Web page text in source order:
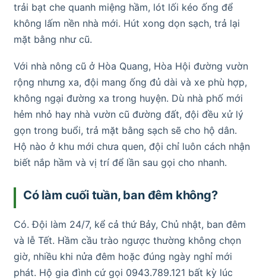
trải bạt che quanh miệng hầm, lót lối kéo ống để
không lấm nền nhà mới. Hút xong dọn sạch, trả lại
mặt bằng như cũ.
Với nhà nông cũ ở Hòa Quang, Hòa Hội đường vườn
rộng nhưng xa, đội mang ống đủ dài và xe phù hợp,
không ngại đường xa trong huyện. Dù nhà phố mới
hẻm nhỏ hay nhà vườn cũ đường đất, đội đều xử lý
gọn trong buổi, trả mặt bằng sạch sẽ cho hộ dân.
Hộ nào ở khu mới chưa quen, đội chỉ luôn cách nhận
biết nắp hầm và vị trí để lần sau gọi cho nhanh.
Có làm cuối tuần, ban đêm không?
Có. Đội làm 24/7, kể cả thứ Bảy, Chủ nhật, ban đêm
và lễ Tết. Hầm cầu trào ngược thường không chọn
giờ, nhiều khi nửa đêm hoặc đúng ngày nghỉ mới
phát. Hộ gia đình cứ gọi 0943.789.121 bất kỳ lúc